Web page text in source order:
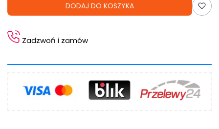
DODAJ DO KOSZYKA
Zadzwoń i zamów